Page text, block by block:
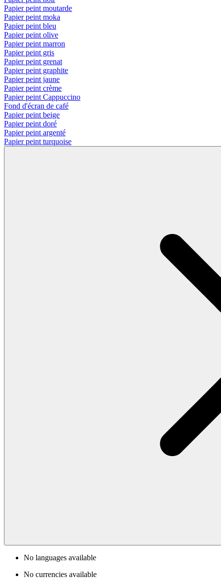
Papier peint moutarde
Papier peint moka
Papier peint bleu
Papier peint olive
Papier peint marron
Papier peint gris
Papier peint grenat
Papier peint graphite
Papier peint jaune
Papier peint crème
Papier peint Cappuccino
Fond d'écran de café
Papier peint beige
Papier peint doré
Papier peint argenté
Papier peint turquoise
No languages available
No currencies available